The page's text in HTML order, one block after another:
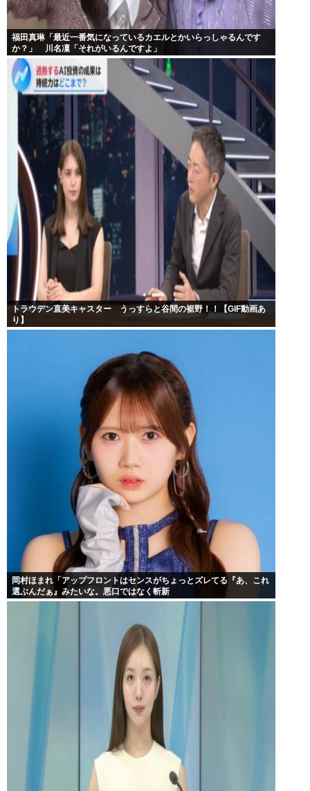
福田真琳「最近一番気になっているカエルとかいらっしゃるんです
か？」 川名凜「それがいるんですよ」
トラウデン直美キャスター うっすらと谷間の裾野！！【GIF動画あ
り】
岡村ほまれ「アップフロントはセンスがちょっとズレてる『あ、これ
選ぶんだぁ』みたいな。悪口ではなく斬新